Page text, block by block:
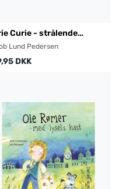
Curie - strålende
Lund Pedersen
DKK